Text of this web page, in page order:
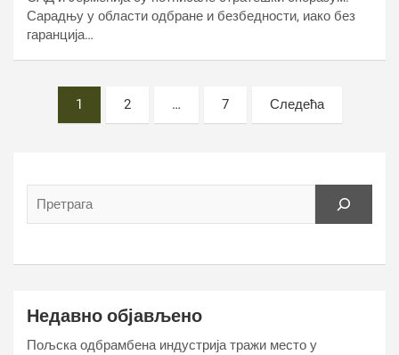
Сарадњу у области одбране и безбедности, иако без
гаранција…
пагинатион
1 2 … 7 Следећа
Недавно објављено
Пољска одбрамбена индустрија тражи место у